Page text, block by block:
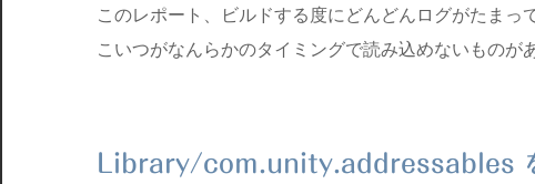
このレポート、ビルドする度にどんどんログがたまっ
こいつがなんらかのタイミングで読み込めないものが
Library/com.unity.addressables